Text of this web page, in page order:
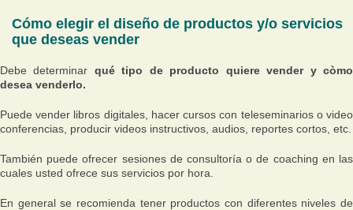
Cómo elegir el diseño de productos y/o servicios
que deseas vender
Debe determinar qué tipo de producto quiere vender y còmo
desea venderlo.
Puede vender libros digitales, hacer cursos con teleseminarios o video
conferencias, producir videos instructivos, audios, reportes cortos, etc.
También puede ofrecer sesiones de consultoría o de coaching en las
cuales usted ofrece sus servicios por hora.
En general se recomienda tener productos con diferentes niveles de